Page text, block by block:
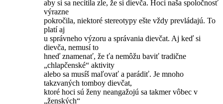
aby si sa necítila zle, že si dievča. Hoci naša spoločnosť
výrazne
pokročila, niektoré stereotypy ešte vždy prevládajú. To
platí aj
u správneho výzoru a správania dievčat. Aj keď si
dievča, nemusí to
hneď znamenať, že ťa nemôžu baviť tradične
„chlapčenské“ aktivity
alebo sa musíš maľovať a parádiť. Je mnoho
takzvaných tomboy dievčat,
ktoré hoci sú ženy neangažojú sa takmer vôbec v
„ženských“